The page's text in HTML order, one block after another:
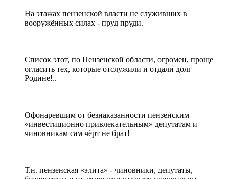
На этажах пензенской власти не служивших в
вооружённых силах - пруд пруди.
Список этот, по Пензенской области, огромен, проще
огласить тех, которые отслужили и отдали долг
Родине!..
Офонаревшим от безнаказанности пензенским
«инвестиционно привлекательным» депутатам и
чиновникам сам чёрт не брат!
Т.н. пензенская «элита» - чиновники, депутаты,